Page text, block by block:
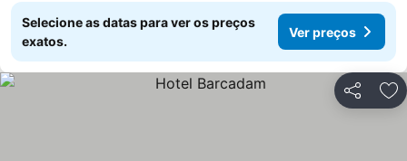
Selecione as datas para ver os preços
exatos.
Ver preços
Partilhar